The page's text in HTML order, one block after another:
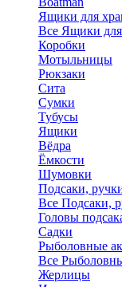
Ящики для
Все Ящики для
Коробки
Мотыльницы
Рюкзаки
Сита
Сумки
Тубусы
Ящики
Вёдра
Ёмкости
Шумовки
Подсаки,
Все Подсаки,
Головы
Садки
Рыболовные
Все
Жерлицы